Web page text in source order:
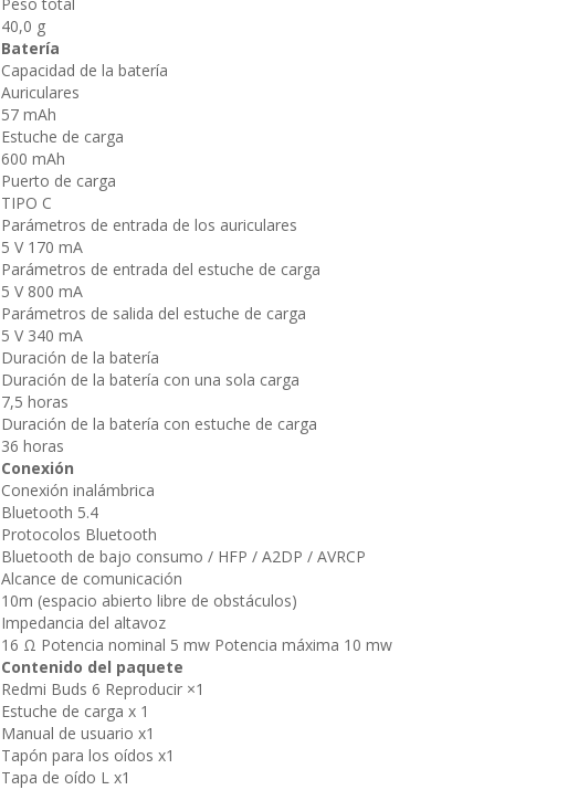
Peso total
40,0 g
Batería
Capacidad de la batería
Auriculares
57 mAh
Estuche de carga
600 mAh
Puerto de carga
TIPO C
Parámetros de entrada de los auriculares
5 V 170 mA
Parámetros de entrada del estuche de carga
5 V 800 mA
Parámetros de salida del estuche de carga
5 V 340 mA
Duración de la batería
Duración de la batería con una sola carga
7,5 horas
Duración de la batería con estuche de carga
36 horas
Conexión
Conexión inalámbrica
Bluetooth 5.4
Protocolos Bluetooth
Bluetooth de bajo consumo / HFP / A2DP / AVRCP
Alcance de comunicación
10m (espacio abierto libre de obstáculos)
Impedancia del altavoz
16 Ω Potencia nominal 5 mw Potencia máxima 10 mw
Contenido del paquete
Redmi Buds 6 Reproducir ×1
Estuche de carga x 1
Manual de usuario x1
Tapón para los oídos x1
Tapa de oído L x1